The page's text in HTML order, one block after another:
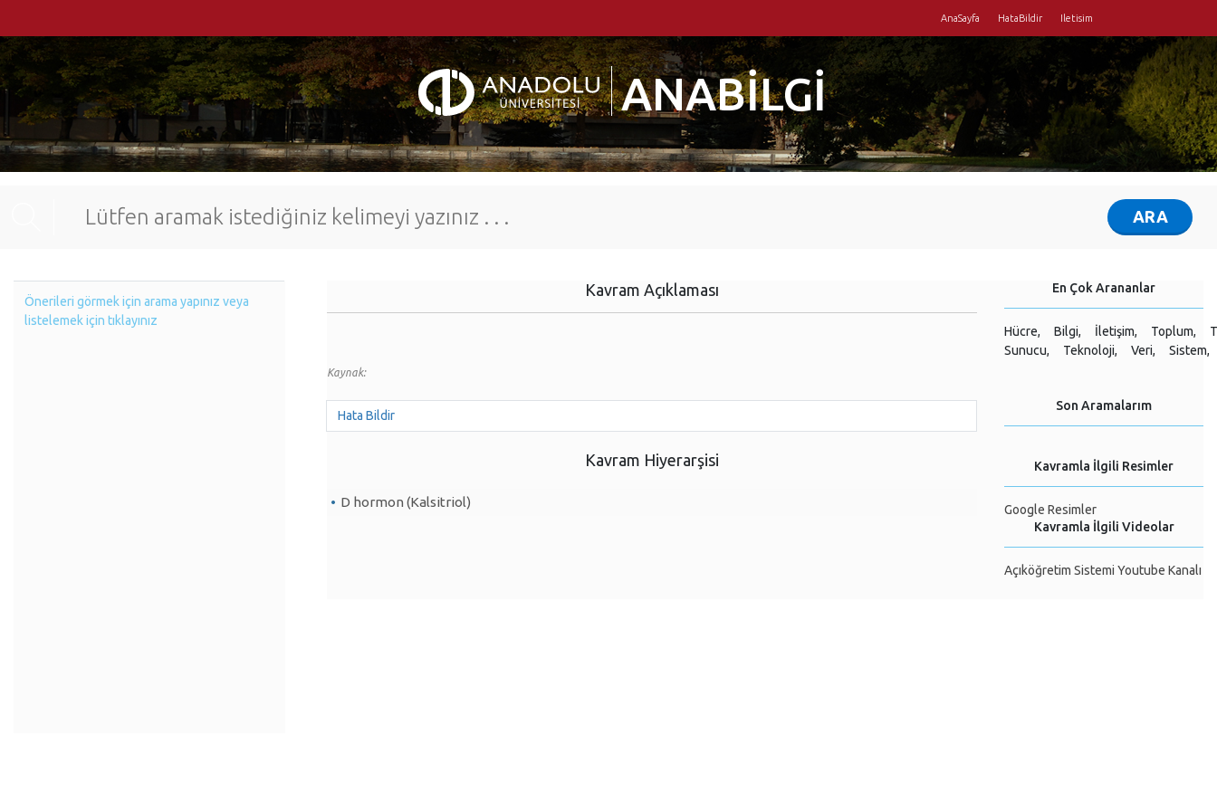
AnaSayfa HataBildir Iletisim
ANABİLGİ
Kavram Açıklaması
Kaynak:
Hata Bildir
Kavram Hiyerarşisi
D hormon (Kalsitriol)
En Çok Arananlar
Hücre, Bilgi, İletişim, Toplum,
Sunucu,
Teknoloji, Veri, Sistem,
Son Aramalarım
Kavramla İlgili Resimler
Google Resimler
Kavramla İlgili Videolar
Açıköğretim Sistemi Youtube Kanalı
Önerileri görmek için arama yapınız veya
listelemek için tıklayınız